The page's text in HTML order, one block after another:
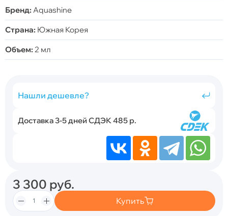
Бренд: Aquashine
Страна: Южная Корея
Объем: 2 мл
Нашли дешевле?
Доставка 3-5 дней СДЭК 485 р.
3 300 руб.
Купить